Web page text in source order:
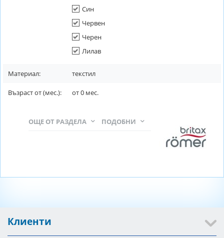
Син
Червен
Черен
Лилав
Материал: текстил
Възраст от (мес.): от0 мес.
ПОДОБНИ
ОЩЕ ОТ РАЗДЕЛА
Клиенти